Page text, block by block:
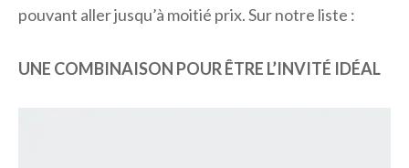
pouvant aller jusqu’à moitié prix. Sur notre liste :
UNE COMBINAISON POUR ÊTRE L’INVITÉ IDÉAL